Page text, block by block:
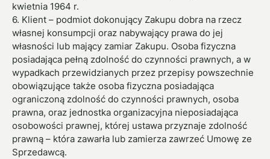
kwietnia 1964 r.
6. Klient – podmiot dokonujący Zakupu dobra na rzecz
własnej konsumpcji oraz nabywający prawa do jej
własności lub mający zamiar Zakupu. Osoba fizyczna
posiadająca pełną zdolność do czynności prawnych, a w
wypadkach przewidzianych przez przepisy powszechnie
obowiązujące także osoba fizyczna posiadająca
ograniczoną zdolność do czynności prawnych, osoba
prawna, oraz jednostka organizacyjna nieposiadająca
osobowości prawnej, której ustawa przyznaje zdolność
prawną – która zawarła lub zamierza zawrzeć Umowę ze
Sprzedawcą.